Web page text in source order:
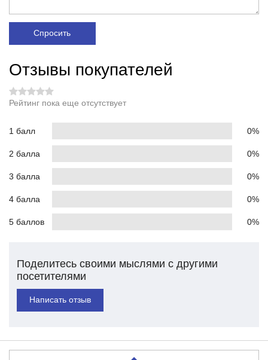
Спросить
Отзывы покупателей
Рейтинг пока еще отсутствует
1 балл 0%
2 балла 0%
3 балла 0%
4 балла 0%
5 баллов 0%
Поделитесь своими мыслями с другими
посетителями
Написать отзыв